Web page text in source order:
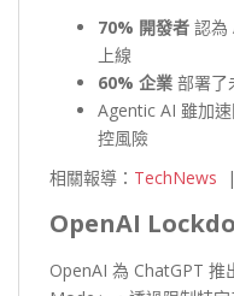
70% 開發者 認為
上線
60% 企業 部署了
Agentic AI 雖加
控風險
相關報導： TechNews |
OpenAI
OpenAI 為 ChatGPT